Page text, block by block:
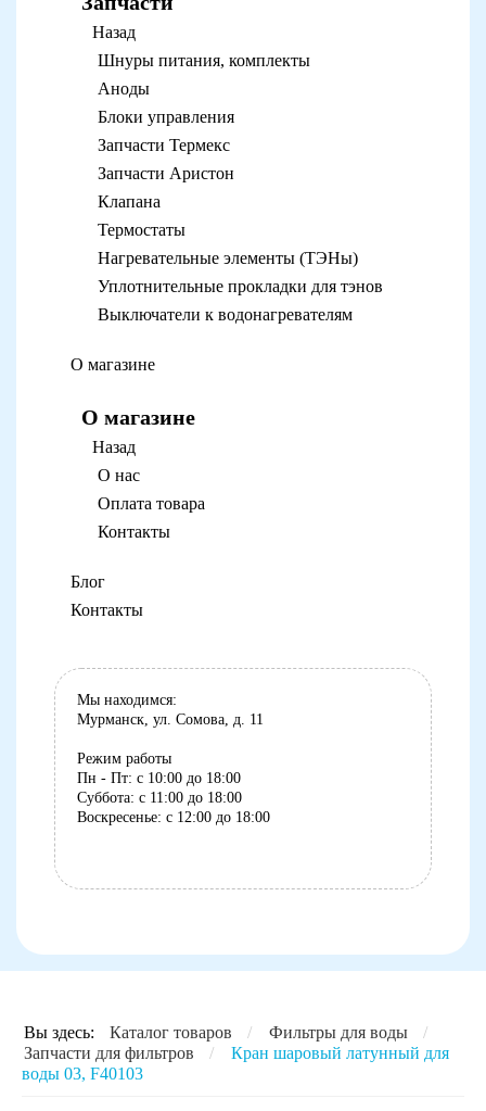
Назад
Шнуры питания, комплекты
Аноды
Блоки управления
Запчасти Термекс
Запчасти Аристон
Клапана
Термостаты
Нагревательные элементы (ТЭНы)
Уплотнительные прокладки для тэнов
Выключатели к водонагревателям
О магазине
О магазине
Назад
О нас
Оплата товара
Контакты
Блог
Контакты
Мы находимся:
Мурманск, ул. Сомова, д. 11
Режим работы
Пн - Пт: с 10:00 до 18:00
Суббота: с 11:00 до 18:00
Воскресенье: с 12:00 до 18:00
Вы здесь: Каталог товаров / Фильтры для воды
/
Запчасти для фильтров
/
Кран шаровый латунный для
воды 03, F40103